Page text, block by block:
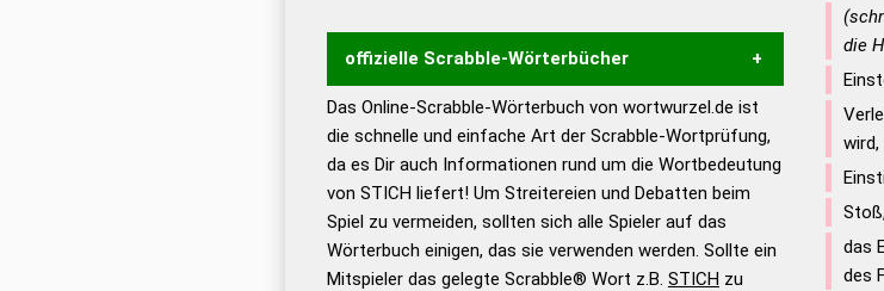
offizielle Scrabble-Wörterbücher
Wortwurzel liefert mit Hilfe eines semantischen
Wortanalyse-Algorithmus gute Anhaltspunkte zu
Wortbedeutung, Worttrennung und Wortform, um die
Gültigkeit eines Wortes für das Scrabble-Spiel zu
bestimmen! zugelassene Turnier Scrabble-
Wörterbücher sind:
Das Online-Scrabble-Wörterbuch von wortwurzel.de ist
die schnelle und einfache Art der Scrabble-Wortprüfung,
da es Dir auch Informationen rund um die Wortbedeutung
von STICH liefert! Um Streitereien und Debatten beim
Spiel zu vermeiden, sollten sich alle Spieler auf das
Wörterbuch einigen, das sie verwenden werden. Sollte ein
Mitspieler das gelegte Scrabble® Wort z.B. STICH zu
die
das
des